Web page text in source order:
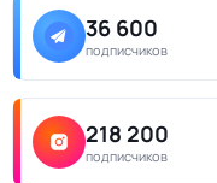
36 600
подписчиков
218 200
подписчиков